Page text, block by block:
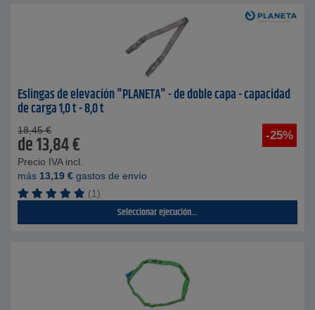
Eslingas de elevación "PLANETA" - de doble capa - capacidad
de carga 1,0 t - 8,0 t
-25%
18,45 €
de13,84€
Precio IVA incl.
más 13,19 € gastos de envío
(1)
Seleccionar ejecución...